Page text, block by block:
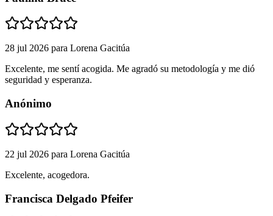
28 jul 2026 para Lorena Gacitúa
Excelente, me sentí acogida. Me agradó su metodología y me dió
seguridad y esperanza.
Anónimo
22 jul 2026 para Lorena Gacitúa
Excelente, acogedora.
Francisca Delgado Pfeifer